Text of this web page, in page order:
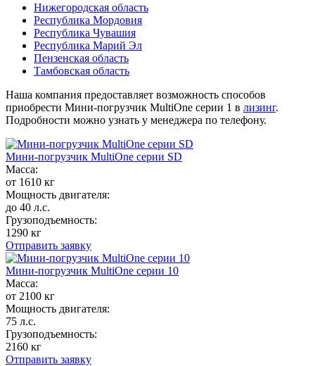
Нижегородская область
Республика Мордовия
Республика Чувашия
Республика Марий Эл
Пензенская область
Тамбовская область
Наша компания предоставляет возможность способов
приобрести Мини-погрузчик MultiОne серии 1 в лизинг.
Подробности можно узнать у менеджера по телефону.
Мини-погрузчик MultiОne серии SD
Масса:
от 1610 кг
Мощность двигателя:
до 40 л.с.
Грузоподъемность:
1290 кг
Отправить заявку
Мини-погрузчик MultiОne серии 10
Масса:
от 2100 кг
Мощность двигателя:
75 л.с.
Грузоподъемность:
2160 кг
Отправить заявку